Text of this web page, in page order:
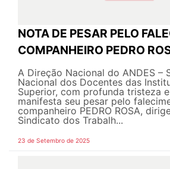
NOTA DE PESAR PELO
COMPANHEIRO PEDRO
A Direção Nacional do ANDES –
Nacional dos Docentes das
Superior, com profunda tristeza
manifesta seu pesar pelo
companheiro PEDRO ROSA,
Sindicato dos Trabalh...
23 de Setembro de 2025